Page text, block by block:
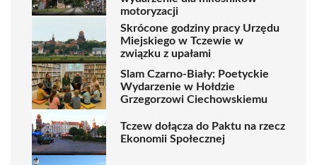
motoryzacji
Skrócone godziny pracy Urzędu
Miejskiego w Tczewie w
związku z upałami
Slam Czarno-Biały: Poetyckie
Wydarzenie w Hołdzie
Grzegorzowi Ciechowskiemu
Tczew dołącza do Paktu na rzecz
Ekonomii Społecznej